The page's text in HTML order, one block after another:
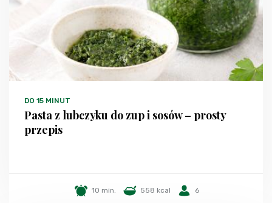
DO 15 MINUT
Pasta z lubczyku do zup i sosów – prosty
przepis
10 min. 558 kcal 6